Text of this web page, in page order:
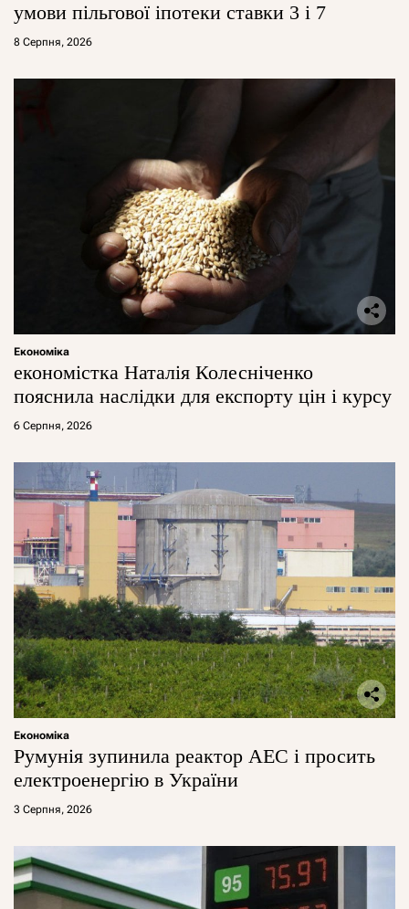
умови пільгової іпотеки ставки 3 і 7
8 Серпня, 2026
Економіка
економістка Наталія Колесніченко
пояснила наслідки для експорту цін і курсу
6 Серпня, 2026
Економіка
Румунія зупинила реактор АЕС і просить
електроенергію в України
3 Серпня, 2026